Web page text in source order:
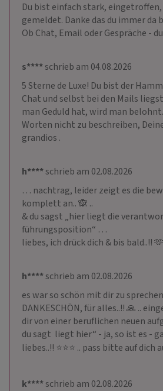
Du bist einfach stark,
gemeldet. Danke das du immer da
Ob Chat, Email oder Gespräche -
s****schrieb am 04.08.2026
5 Sterne de Luxe! Du bist der
Chat und selbst bei den Mails
man Geduld hat, wird man
Worten nicht zu beschreiben,
grandios .
h****schrieb am 02.08.2026
… nachtrag, leider zeigt es die
komplett an.. 🙈 ..
& du sagst „hier liegt die
führungsposition“ …
liebes, ich drück dich & bis bald..!!
h****schrieb am 02.08.2026
es war so schön mit dir zu
DANKESCHÖN, für alles..!! 🙏 ..
dir von einer beruflichen neuen
du sagt  liegt hier“ - ja, so ist es -
liebes..!! ⭐️⭐️⭐️ .. pass bitte auf dich
k****schrieb am 02.08.2026